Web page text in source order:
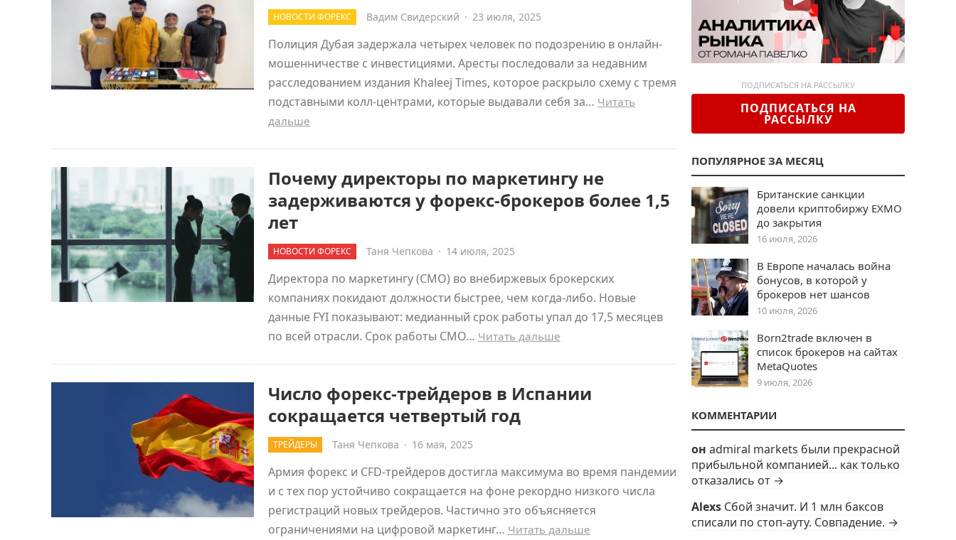
НОВОСТИ ФОРЕКС Вадим Свидерский · 23 июля, 2025
Полиция Дубая задержала четырех человек по подозрению в онлайн-
мошенничестве с инвестициями. Аресты последовали за недавним
расследованием издания Khaleej Times, которое раскрыло схему с тремя
подставными колл-центрами, которые выдавали себя за… Читать
дальше
Почему директоры по маркетингу не
задерживаются у форекс-брокеров более 1,5
лет
НОВОСТИ ФОРЕКС Таня Чепкова · 14 июля, 2025
Директора по маркетингу (CMO) во внебиржевых брокерских
компаниях покидают должности быстрее, чем когда-либо. Новые
данные FYI показывают: медианный срок работы упал до 17,5 месяцев
по всей отрасли. Срок работы CMO… Читать дальше
Число форекс-трейдеров в Испании
сокращается четвертый год
ТРЕЙДЕРЫ Таня Чепкова · 16 мая, 2025
Армия форекс и CFD-трейдеров достигла максимума во время пандемии
и с тех пор устойчиво сокращается на фоне рекордно низкого числа
регистраций новых трейдеров. Частично это объясняется
ограничениями на цифровой маркетинг… Читать дальше
ПОДПИСАТЬСЯ НА РАССЫЛКУ
ПОДПИСАТЬСЯ НА
РАССЫЛКУ
ПОПУЛЯРНОЕ ЗА МЕСЯЦ
Британские санкции
довели криптобиржу EXMO
до закрытия
16 июля, 2026
В Европе началась война
бонусов, в которой у
брокеров нет шансов
10 июля, 2026
Born2trade включен в
список брокеров на сайтах
MetaQuotes
9 июля, 2026
КОММЕНТАРИИ
он admiral markets были прекрасной
прибыльной компанией... как только
отказались от →
Alexs Сбой значит. И 1 млн баксов
списали по стоп-ауту. Совпадение. →